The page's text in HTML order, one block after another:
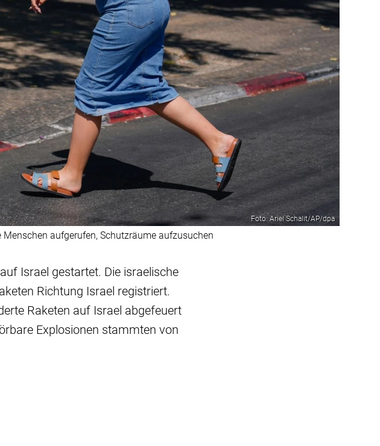
Foto: Ariel Schalit/AP/dpa
aufgerufen, Schutzräume aufzusuchen
Israel gestartet. Die israelische
Richtung Israel registriert.
Raketen auf Israel abgefeuert
Explosionen stammten von